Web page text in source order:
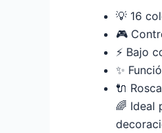
💡 16
🎮
⚡ Bajo
✨
🔌
🌈 Ideal